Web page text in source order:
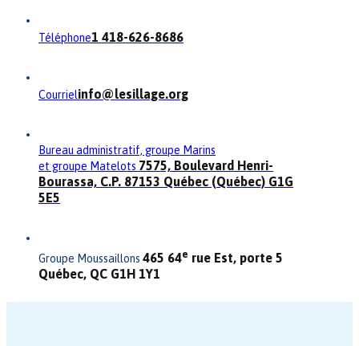
Téléphone1 418-626-8686
Courrielinfo@lesillage.org
Bureau administratif, groupe Marins
et groupe Matelots 7575, Boulevard Henri-
Bourassa, C.P. 87153 Québec (Québec) G1G
5E5
Groupe Moussaillons 465 64e rue Est, porte 5
Québec, QC G1H 1Y1